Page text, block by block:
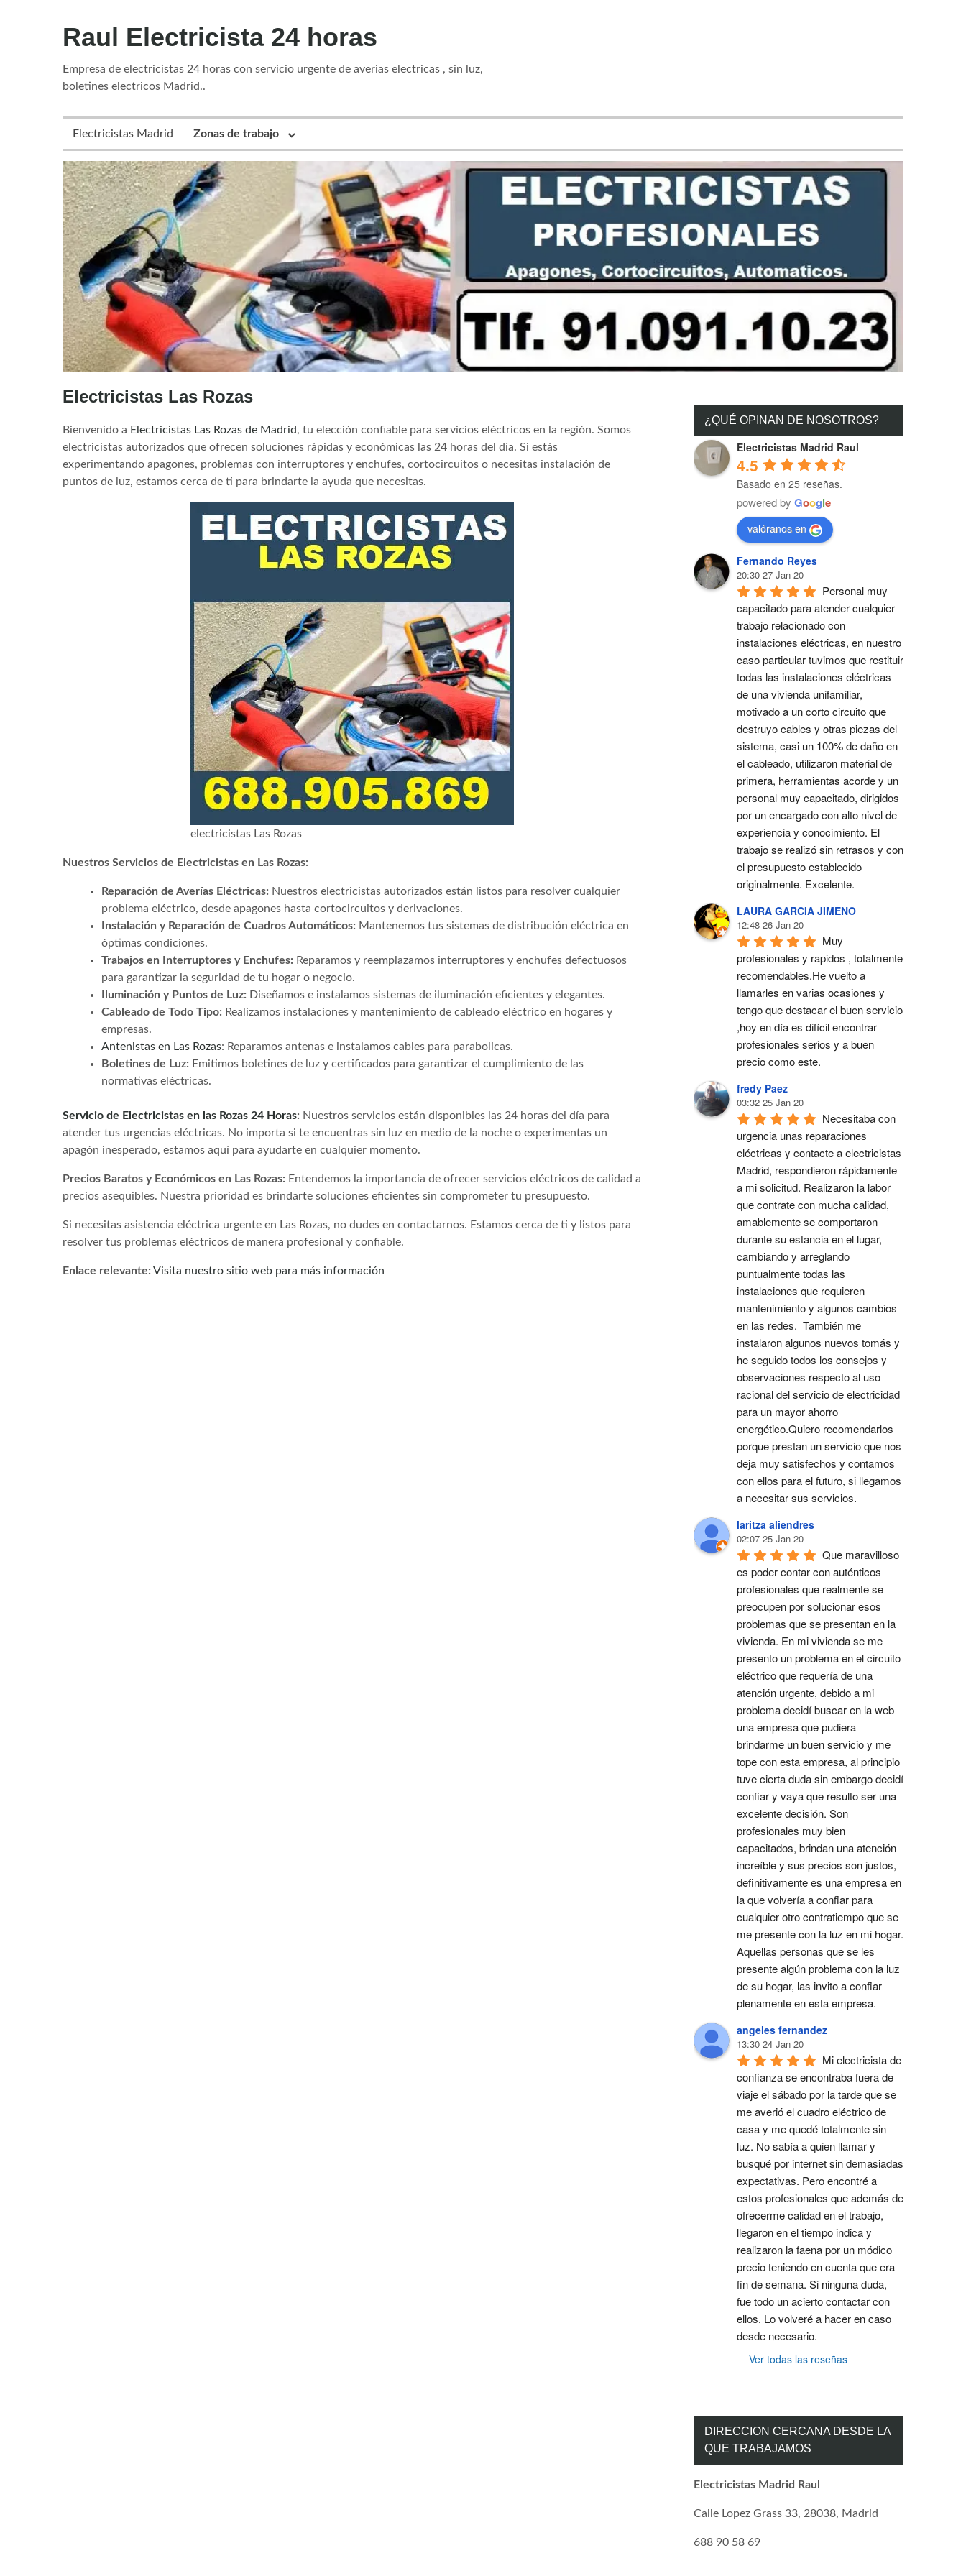
Raul Electricista 24 horas
Empresa de electricistas 24 horas con servicio urgente de averias electricas , sin luz,
boletines electricos Madrid..
Electricistas Madrid Zonas de trabajo
Electricistas Las Rozas
Bienvenido a Electricistas Las Rozas de Madrid, tu elección confiable para servicios eléctricos en la región. Somos
electricistas autorizados que ofrecen soluciones rápidas y económicas las 24 horas del día. Si estás
experimentando apagones, problemas con interruptores y enchufes, cortocircuitos o necesitas instalación de
puntos de luz, estamos cerca de ti para brindarte la ayuda que necesitas.
electricistas Las Rozas
Nuestros Servicios de Electricistas en Las Rozas:
Reparación de Averías Eléctricas: Nuestros electricistas autorizados están listos para resolver cualquier
problema eléctrico, desde apagones hasta cortocircuitos y derivaciones.
Instalación y Reparación de Cuadros Automáticos: Mantenemos tus sistemas de distribución eléctrica en
óptimas condiciones.
Trabajos en Interruptores y Enchufes: Reparamos y reemplazamos interruptores y enchufes defectuosos
para garantizar la seguridad de tu hogar o negocio.
Iluminación y Puntos de Luz: Diseñamos e instalamos sistemas de iluminación eficientes y elegantes.
Cableado de Todo Tipo: Realizamos instalaciones y mantenimiento de cableado eléctrico en hogares y
empresas.
Antenistas en Las Rozas: Reparamos antenas e instalamos cables para parabolicas.
Boletines de Luz: Emitimos boletines de luz y certificados para garantizar el cumplimiento de las
normativas eléctricas.
Servicio de Electricistas en las Rozas 24 Horas: Nuestros servicios están disponibles las 24 horas del día para
atender tus urgencias eléctricas. No importa si te encuentras sin luz en medio de la noche o experimentas un
apagón inesperado, estamos aquí para ayudarte en cualquier momento.
Precios Baratos y Económicos en Las Rozas: Entendemos la importancia de ofrecer servicios eléctricos de calidad a
precios asequibles. Nuestra prioridad es brindarte soluciones eficientes sin comprometer tu presupuesto.
Si necesitas asistencia eléctrica urgente en Las Rozas, no dudes en contactarnos. Estamos cerca de ti y listos para
resolver tus problemas eléctricos de manera profesional y confiable.
Enlace relevante: Visita nuestro sitio web para más información
¿QUÉ OPINAN DE NOSOTROS?
Electricistas Madrid Raul
4.5
Basado en 25 reseñas.
powered by Google
valóranos en
Fernando Reyes
20:30 27 Jan 20
Personal muy
capacitado para atender cualquier
trabajo relacionado con
instalaciones eléctricas, en nuestro
caso particular tuvimos que restituir
todas las instalaciones eléctricas
de una vivienda unifamiliar,
motivado a un corto circuito que
destruyo cables y otras piezas del
sistema, casi un 100% de daño en
el cableado, utilizaron material de
primera, herramientas acorde y un
personal muy capacitado, dirigidos
por un encargado con alto nivel de
experiencia y conocimiento. El
trabajo se realizó sin retrasos y con
el presupuesto establecido
originalmente. Excelente.
LAURA GARCIA JIMENO
12:48 26 Jan 20
Muy
profesionales y rapidos , totalmente
recomendables.He vuelto a
llamarles en varias ocasiones y
tengo que destacar el buen servicio
,hoy en día es difícil encontrar
profesionales serios y a buen
precio como este.
fredy Paez
03:32 25 Jan 20
Necesitaba con
urgencia unas reparaciones
eléctricas y contacte a electricistas
Madrid, respondieron rápidamente
a mi solicitud. Realizaron la labor
que contrate con mucha calidad,
amablemente se comportaron
durante su estancia en el lugar,
cambiando y arreglando
puntualmente todas las
instalaciones que requieren
mantenimiento y algunos cambios
en las redes.  También me
instalaron algunos nuevos tomás y
he seguido todos los consejos y
observaciones respecto al uso
racional del servicio de electricidad
para un mayor ahorro
energético.Quiero recomendarlos
porque prestan un servicio que nos
deja muy satisfechos y contamos
con ellos para el futuro, si llegamos
a necesitar sus servicios.
laritza aliendres
02:07 25 Jan 20
Que maravilloso
es poder contar con auténticos
profesionales que realmente se
preocupen por solucionar esos
problemas que se presentan en la
vivienda. En mi vivienda se me
presento un problema en el circuito
eléctrico que requería de una
atención urgente, debido a mi
problema decidí buscar en la web
una empresa que pudiera
brindarme un buen servicio y me
tope con esta empresa, al principio
tuve cierta duda sin embargo decidí
confiar y vaya que resulto ser una
excelente decisión. Son
profesionales muy bien
capacitados, brindan una atención
increíble y sus precios son justos,
definitivamente es una empresa en
la que volvería a confiar para
cualquier otro contratiempo que se
me presente con la luz en mi hogar.
Aquellas personas que se les
presente algún problema con la luz
de su hogar, las invito a confiar
plenamente en esta empresa.
angeles fernandez
13:30 24 Jan 20
Mi electricista de
confianza se encontraba fuera de
viaje el sábado por la tarde que se
me averió el cuadro eléctrico de
casa y me quedé totalmente sin
luz. No sabía a quien llamar y
busqué por internet sin demasiadas
expectativas. Pero encontré a
estos profesionales que además de
ofrecerme calidad en el trabajo,
llegaron en el tiempo indica y
realizaron la faena por un módico
precio teniendo en cuenta que era
fin de semana. Si ninguna duda,
fue todo un acierto contactar con
ellos. Lo volveré a hacer en caso
desde necesario.
Ver todas las reseñas
DIRECCION CERCANA DESDE LA
QUE TRABAJAMOS
Electricistas Madrid Raul
Calle Lopez Grass 33, 28038, Madrid
688 90 58 69